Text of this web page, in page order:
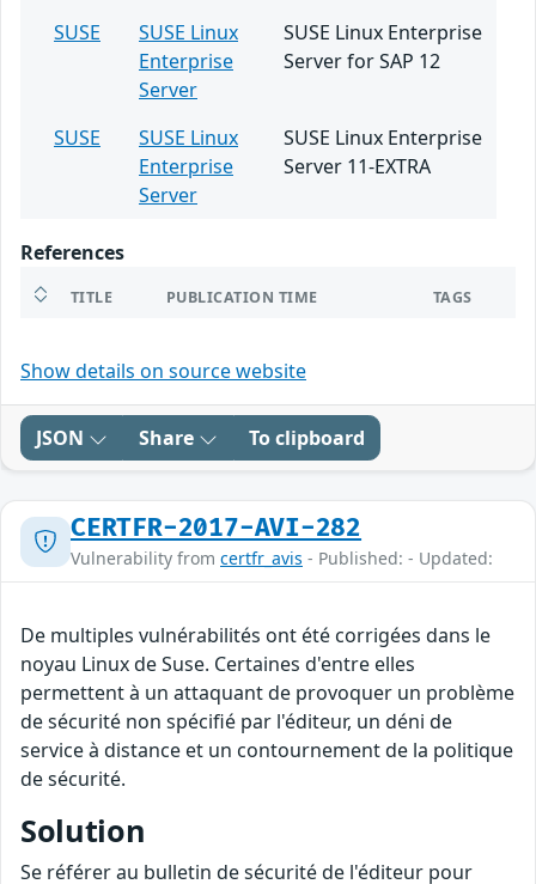
SUSE
SUSE Linux
Enterprise
Server
SUSE Linux Enterprise
Server for SAP 12
SUSE
SUSE Linux
Enterprise
Server
SUSE Linux Enterprise
Server 11-EXTRA
References
TITLE PUBLICATION TIME TAGS
Show details on source website
JSON Share To clipboard
CERTFR-2017-AVI-282
Vulnerability from certfr_avis - Published: - Updated:
De multiples vulnérabilités ont été corrigées dans le
noyau Linux de Suse. Certaines d'entre elles
permettent à un attaquant de provoquer un problème
de sécurité non spécifié par l'éditeur, un déni de
service à distance et un contournement de la politique
de sécurité.
Solution
Se référer au bulletin de sécurité de l'éditeur pour